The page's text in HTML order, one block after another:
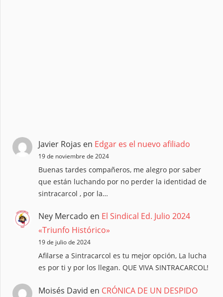
Javier Rojas en Edgar es el nuevo afiliado
19 de noviembre de 2024
Buenas tardes compañeros, me alegro por saber
que están luchando por no perder la identidad de
sintracarcol , por la…
Ney Mercado en El Sindical Ed. Julio 2024
«Triunfo Histórico»
19 de julio de 2024
Afilarse a Sintracarcol es tu mejor opción, La lucha
es por ti y por los llegan. QUE VIVA SINTRACARCOL!
Moisés David en CRÓNICA DE UN DESPIDO